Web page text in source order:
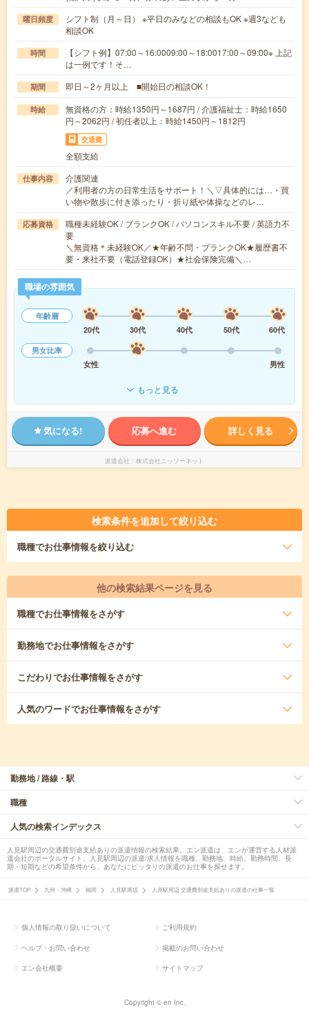
曜日頻度
シフト制（月～日） ※平日のみなどの相談もOK ※週3なども
相談OK
時間
【シフト例】07:00～16:0009:00～18:0017:00～09:00※ 上記
は一例です！そ…
期間 即日～2ヶ月以上 ■開始日の相談OK！
時給
無資格の方：時給1350円～1687円 / 介護福祉士：時給1650
円～2062円 / 初任者以上：時給1450円～1812円
交通費
全額支給
仕事内容
介護関連
／利用者の方の日常生活をサポート！＼▽具体的には…・買
い物や散歩に付き添ったり・折り紙や体操などのレ…
応募資格
職種未経験OK / ブランクOK / パソコンスキル不要 / 英語力不
要
＼無資格＊未経験OK／★年齢不問・ブランクOK★履歴書不
要・来社不要（電話登録OK）★社会保険完備＼…
職場の雰囲気
年齢層
20代
30代 40代 50代
60代
男女比率
女性
男性
もっと見る
気になる! 応募へ進む 詳しく見る
派遣会社 株式会社ニッソーネット
検索条件を追加して絞り込む
職種でお仕事情報を絞り込む
他の検索結果ページを見る
職種でお仕事情報をさがす
勤務地でお仕事情報をさがす
こだわりでお仕事情報をさがす
人気のワードでお仕事情報をさがす
勤務地 / 路線・駅
職種
人気の検索インデックス
人見駅周辺の交通費別途支給ありの派遣情報の検索結果。エン派遣は、エンが運営する人材派
遣会社のポータルサイト。人見駅周辺の派遣/求人情報を職種、勤務地、時給、勤務時間、長
期・短期などの希望条件から、あなたにピッタリの派遣のお仕事を探せます。
派遣TOP 九州・沖縄 福岡 人見駅周辺 人見駅周辺 交通費別途支給ありの派遣の仕事一覧
個人情報の取り扱いについて ご利用規約
ヘルプ・お問い合わせ 掲載のお問い合わせ
エン会社概要 サイトマップ
Copyright © en Inc.